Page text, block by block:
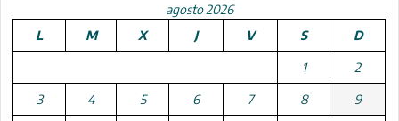
agosto 2026
L
M X J V S D
1 2
3 4 5 6 7 8 9